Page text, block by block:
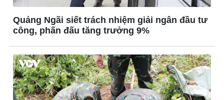
Pháp luật
Tin nóng
Tư vấn luật
Thể thao
Bóng đá quốc tế
Bóng đá Việt Nam
Thế giới thể thao
Lịch thi đấu bóng đá
eSports
Quảng Ngãi siết trách nhiệm giải ngân đầu tư
công, phấn đấu tăng trưởng 9%